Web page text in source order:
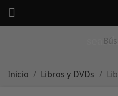

search
Inicio Libros y DVDs